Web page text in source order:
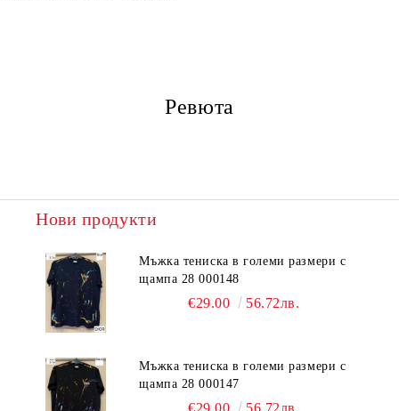
Ревюта
Нови продукти
Мъжка тениска в големи размери с
щампа 28 000148
€29.00 56.72лв.
Мъжка тениска в големи размери с
щампа 28 000147
€29.00 56.72лв.